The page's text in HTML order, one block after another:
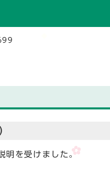
明を受けました。